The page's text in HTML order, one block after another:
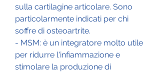
sulla cartilagine articolare. Sono
particolarmente indicati per chi
soffre di osteoartrite.
- MSM: è un integratore molto utile
per ridurre l'infiammazione e
stimolare la produzione di